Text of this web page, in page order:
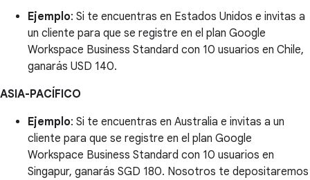
Ejemplo: Si te encuentras en Estados Unidos e invitas a
un cliente para que se registre en el plan Google
Workspace Business Standard con 10 usuarios en Chile,
ganarás USD 140.
ASIA-PACÍFICO
Ejemplo: Si te encuentras en Australia e invitas a un
cliente para que se registre en el plan Google
Workspace Business Standard con 10 usuarios en
Singapur, ganarás SGD 180. Nosotros te depositaremos